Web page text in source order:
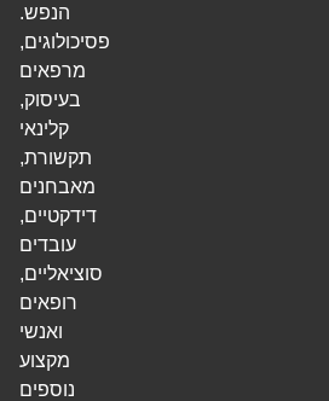
הנפש.
פסיכולוגים,
מרפאים
בעיסוק,
קלינאי
תקשורת,
מאבחנים
דידקטיים,
עובדים
סוציאליים,
רופאים
ואנשי
מקצוע
נוספים